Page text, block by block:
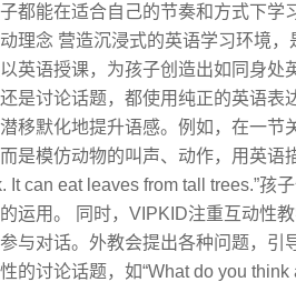
都能在适合自己的节奏和方式下学
理念 营造沉浸式的英语学习环境
英语授课，为孩子创造出如同身处
是讨论话题，都使用纯正的英语表
移默化地提升语感。例如，在一节
是模仿动物的叫声、动作，用英语
It can eat leaves from tall trees.”孩
运用。 同时，VIPKID注重互动性
与对话。外教会提出各种问题，引
的讨论话题，如“What do you